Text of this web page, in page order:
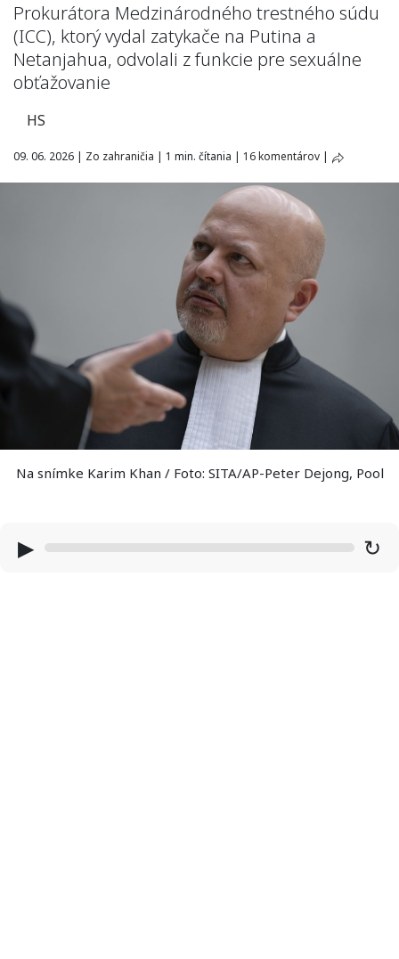
Prokurátora Medzinárodného trestného súdu
(ICC), ktorý vydal zatykače na Putina a
Netanjahua, odvolali z funkcie pre sexuálne
obťažovanie
HS
09. 06. 2026 | Zo zahraničia | 1 min. čítania | 16 komentárov |
Na snímke Karim Khan / Foto: SITA/AP-Peter Dejong, Pool
▶ ↻